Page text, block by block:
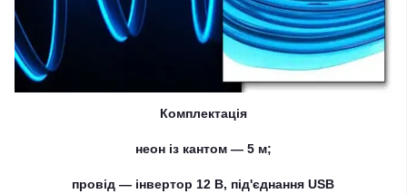
Комплектація
неон із кантом — 5 м;
провід — інвертор 12 В, під'єднання USB